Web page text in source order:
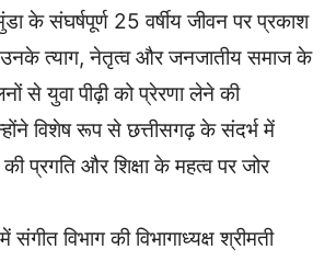
के संघर्षपूर्ण 25 वर्षीय जीवन पर प्रकाश
त्याग, नेतृत्व और जनजातीय समाज के
से युवा पीढ़ी को प्रेरणा लेने की
विशेष रूप से छत्तीसगढ़ के संदर्भ में
प्रगति और शिक्षा के महत्व पर जोर
विभाग की विभागाध्यक्ष श्रीमती